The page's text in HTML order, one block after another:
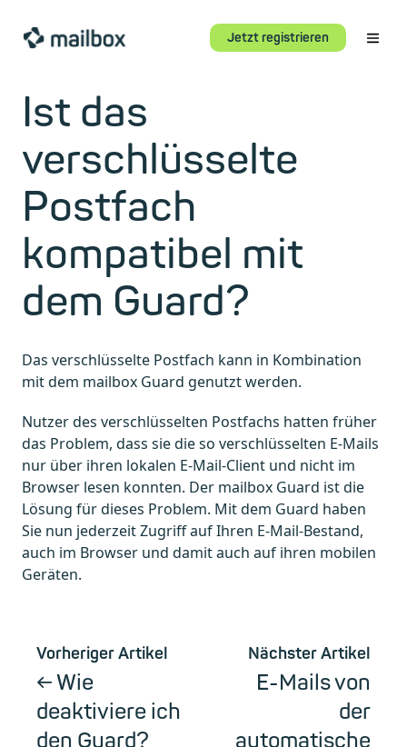
Jetzt registrieren
Ist das
verschlüsselte
Postfach
kompatibel mit
dem Guard?
Das verschlüsselte Postfach kann in Kombination
mit dem mailbox Guard genutzt werden.
Nutzer des verschlüsselten Postfachs hatten früher
das Problem, dass sie die so verschlüsselten E-Mails
nur über ihren lokalen E-Mail-Client und nicht im
Browser lesen konnten. Der mailbox Guard ist die
Lösung für dieses Problem. Mit dem Guard haben
Sie nun jederzeit Zugriff auf Ihren E-Mail-Bestand,
auch im Browser und damit auch auf ihren mobilen
Geräten.
Vorheriger Artikel
Wie
deaktiviere ich
den Guard?
Nächster Artikel
E-Mails von
der
automatische